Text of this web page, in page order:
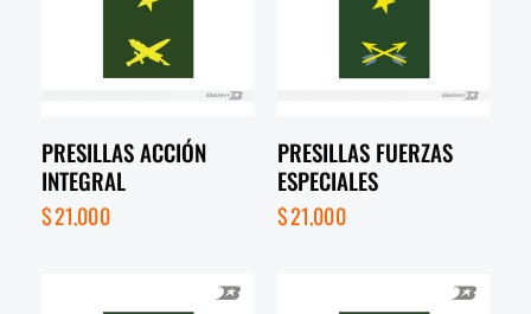
PRESILLAS ACCIÓN
INTEGRAL
$21,000
PRESILLAS FUERZAS
ESPECIALES
$21,000